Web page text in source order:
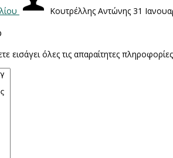
Κουτρέλλης Αντώνης 31
εισάγει όλες τις απαραίτητες